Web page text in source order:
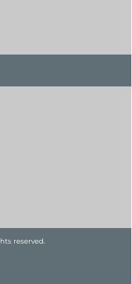
reserved.